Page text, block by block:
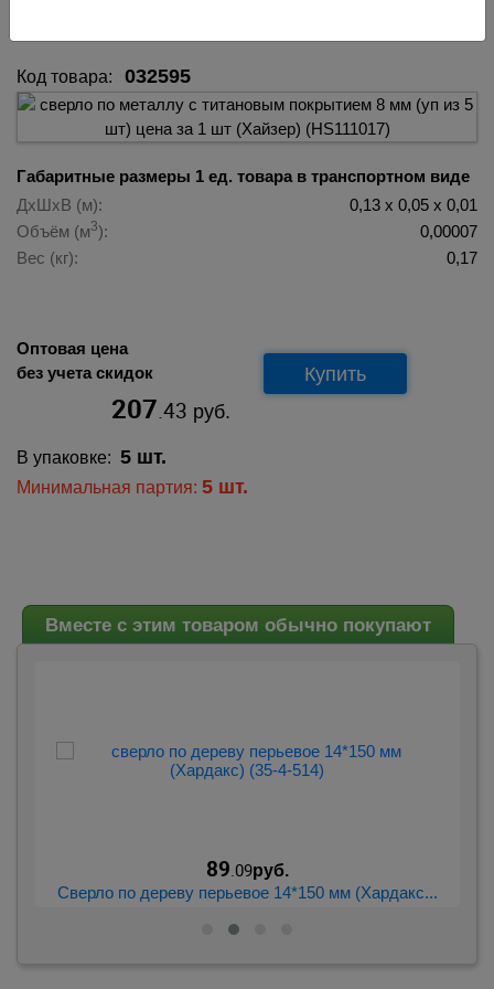
Код товара: 032595
Габаритные размеры 1 ед. товара в транспортном виде
ДхШхВ (м):
0,13 х 0,05 х 0,01
Объём (м3):
0,00007
Вес (кг):
0,17
Оптовая цена
без учета скидок
207.43 руб.
Купить
В упаковке: 5 шт.
Минимальная партия: 5 шт.
Вместе с этим товаром обычно покупают
89 .09руб.
Сверло по дереву перьевое 14*150 мм (Хардакс...